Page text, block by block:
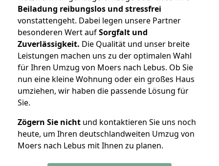
Beiladung reibungslos und stressfrei
vonstattengeht. Dabei legen unsere Partner
besonderen Wert aufSorgfalt und
Zuverlässigkeit. Die Qualität und unser breite
Leistungen machen uns zu der optimalen Wahl
für Ihren Umzug von Moers nach Lebus. Ob Sie
nun eine kleine Wohnung oder ein großes Haus
umziehen, wir haben die passende Lösung für
Sie.
Zögern Sie nicht und kontaktieren Sie uns noch
heute, um Ihren deutschlandweiten Umzug von
Moers nach Lebus mit Ihnen zu planen.